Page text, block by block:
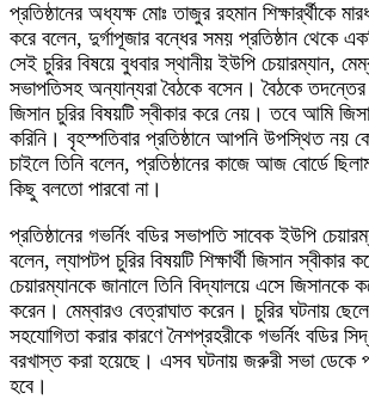
প্রতিষ্ঠানের অধ্যক্ষ মোঃ তাজুর রহমান শিক্ষার্র্থীকে
করে বলেন, দুর্গাপূজার বন্ধের সময় প্রতিষ্ঠান থেকে
সেই চুরির বিষয়ে বুধবার স্থানীয় ইউপি চেয়ারম্যান,
সভাপতিসহ অন্যান্যরা বৈঠকে বসেন। বৈঠকে তদন্তের
জিসান চুরির বিষয়টি স্বীকার করে নেয়। তবে আমি
করিনি। বৃহস্পতিবার প্রতিষ্ঠানে আপনি উপস্থিত নয়
চাইলে তিনি বলেন, প্রতিষ্ঠানের কাজে আজ বোর্ডে
কিছু বলতো পারবো না।
প্রতিষ্ঠানের গভর্নিং বডির সভাপতি সাবেক ইউপি
বলেন, ল্যাপটপ চুরির বিষয়টি শিক্ষার্থী জিসান স্বীকার
চেয়ারম্যানকে জানালে তিনি বিদ্যালয়ে এসে জিসানকে
করেন। মেম্বারও বেত্রাঘাত করেন। চুরির ঘটনায়
সহযোগিতা করার কারণে নৈশপ্রহরীকে গভর্নিং বডির
বরখাস্ত করা হয়েছে। এসব ঘটনায় জরুরী সভা ডেকে
হবে।